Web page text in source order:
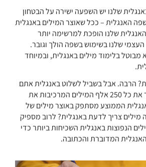
שלנו יש השפעה ישירה על הבטחון
האנגלית – ככל שאוצר המילים באנגלית
האנגלית שלנו הופכת למרשימה יותר
שלנו בשימוש בשפה הולך וגובר.
בלימוד מילים באנגלית, ובמיוחד
הרבה. אבל בשביל לשלוט באנגלית אתם
ממש לא חייבים להכיר את כל 250 אלף המילים המרכיבות את
הממוצע מסתפק באוצר מילים של
כמה מילים צריך לדעת באנגלית? לרוב מספיק
את 3,000 המילים הנפוצות באנגלית השכיחות ביותר כדי